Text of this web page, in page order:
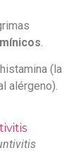
.
(la
alérgeno).